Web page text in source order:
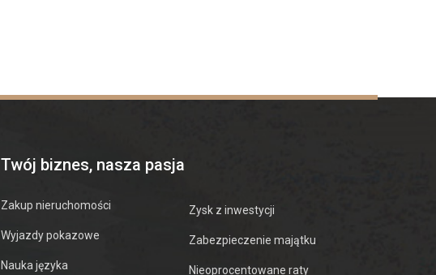
Twój biznes, nasza pasja
Zakup nieruchomości
Wyjazdy pokazowe
Nauka języka
Zysk z inwestycji
Zabezpieczenie majątku
Nieoprocentowane raty